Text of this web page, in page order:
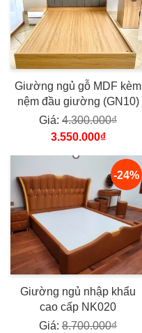
Giường ngủ gỗ MDF kèm
nệm đầu giường (GN10)
Giá: 4.300.000₫
3.550.000₫
-24%
Giường ngủ nhập khẩu
cao cấp NK020
Giá: 8.700.000₫